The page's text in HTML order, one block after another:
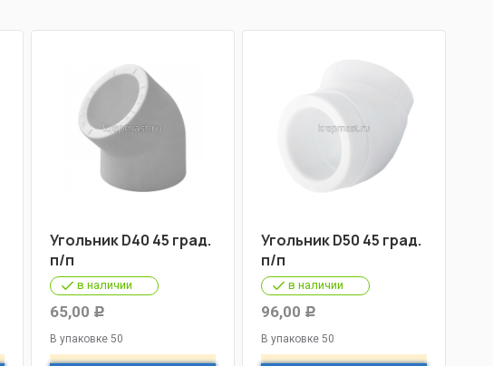
Угольник D40 45 град.
п/п
в наличии
65,00 Р
В упаковке 50
Угольник D50 45 град.
п/п
в наличии
96,00 Р
В упаковке 50